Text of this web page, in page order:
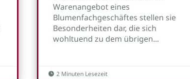
Warenangebot eines
Blumenfachgeschäftes stellen sie
Besonderheiten dar, die sich
wohltuend zu dem übrigen...
 2 Minuten Lesezeit